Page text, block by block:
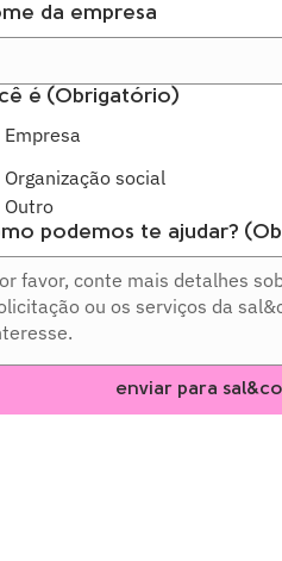
da empresa
é (Obrigatório)
Empresa
Organização social
Outro
podemos te ajudar?
enviar para